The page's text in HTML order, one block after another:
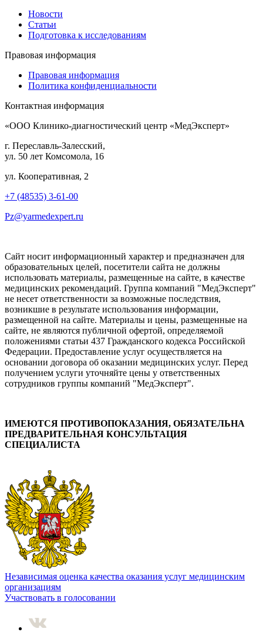
Новости
Статьи
Подготовка к исследованиям
Правовая информация
Правовая информация
Политика конфиденциальности
Контактная информация
«ООО Клинико-диагностический центр «МедЭксперт»
г. Переславль-Залесский,
ул. 50 лет Комсомола, 16
ул. Кооперативная, 2
+7 (48535) 3-61-00
Pz@yarmedexpert.ru
Сайт носит информационный характер и предназначен для
образовательных целей, посетители сайта не должны
использовать материалы, размещенные на сайте, в качестве
медицинских рекомендаций. Группа компаний "МедЭксперт"
не несет ответственности за возможные последствия,
возникшие в результате использования информации,
размещенной на сайте. Материалы и цены, размещенные на
сайте, не являются публичной офертой, определяемой
положениями статьи 437 Гражданского кодекса Российской
Федерации. Предоставление услуг осуществляется на
основании договора об оказании медицинских услуг. Перед
получением услуги уточняйте цены у ответственных
сотрудников группы компаний "МедЭксперт".
ИМЕЮТСЯ ПРОТИВОПОКАЗАНИЯ, ОБЯЗАТЕЛЬНА
ПРЕДВАРИТЕЛЬНАЯ КОНСУЛЬТАЦИЯ
СПЕЦИАЛИСТА
Независимая оценка качества оказания услуг медицинским
организациям
Участвовать в голосовании